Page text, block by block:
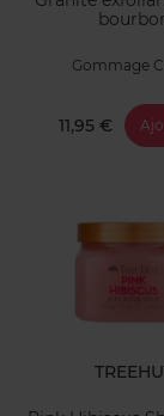
Gommage
11,95 €